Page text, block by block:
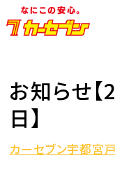
お知らせ
日】
カーセブン宇都宮